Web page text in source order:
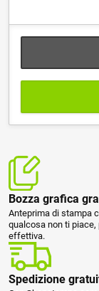
Bozza grafica
Anteprima di stampa
qualcosa non ti
effettiva.
Spedizione